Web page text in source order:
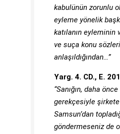
kabulünün zorunlu
eyleme yönelik
katılanın eyleminin
ve suça konu
anlaşıldığından…”
Yarg. 4. CD., E.
“Sanığın, daha
gerekçesiyle şirkete
Samsun’dan
göndermeseniz de